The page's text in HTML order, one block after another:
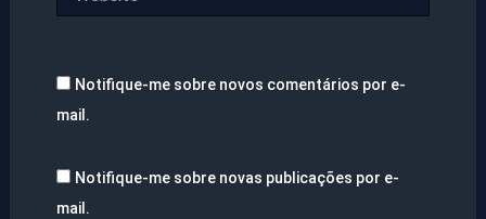
Notifique-me sobre novos comentários por e-
mail.
Notifique-me sobre novas publicações por e-
mail.